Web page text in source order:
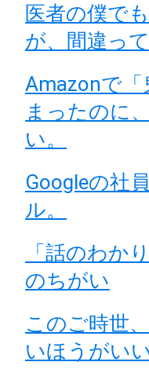
医者の僕で
が、間違って
Amazonで
まったのに
い。
Googleの社
ル。
「話のわか
のちがい
このご時世
いほうがい